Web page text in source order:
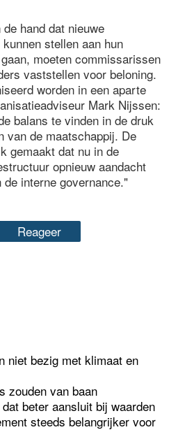
hand dat nieuwe
stellen aan hun
moeten commissarissen
vaststellen voor beloning.
worden in een aparte
Mark Nijssen:
balans te vinden in de druk
van de maatschappij. De
gemaakt dat nu in de
opnieuw aandacht
interne governance."
Reageer
niet bezig met klimaat en
zouden van baan
beter aansluit bij waarden
steeds belangrijker voor